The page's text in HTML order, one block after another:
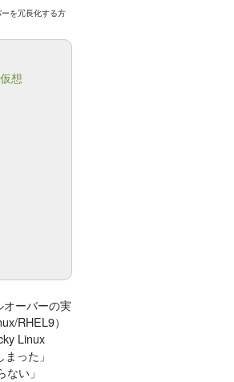
を冗長化する方
想
ーバーの実
RHEL9）
Linux
った」
い」